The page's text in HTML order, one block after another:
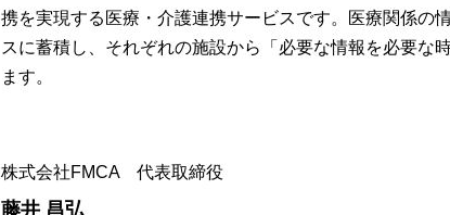
携を実現する医療・介護連携サービスです。医療関係の
スに蓄積し、それぞれの施設から「必要な情報を必要な
ます。
株式会社FMCA 代表取締役
藤井 昌弘